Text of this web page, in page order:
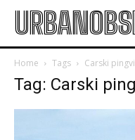
Home Tags Carski
Tag: Carski